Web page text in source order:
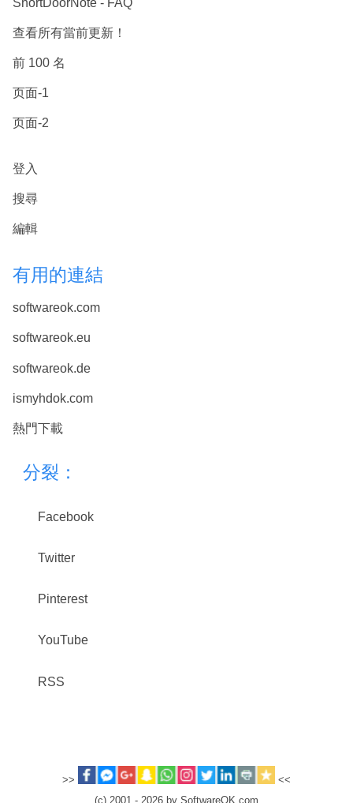
查看所有當前更新！
前 100 名
页面-1
页面-2
登入
搜尋
編輯
有用的連結
softwareok.com
softwareok.eu
softwareok.de
ismyhdok.com
熱門下載
分裂：
Facebook
Twitter
Pinterest
YouTube
RSS
>>
<<
(c) 2001 - 2026 by SoftwareOK.com